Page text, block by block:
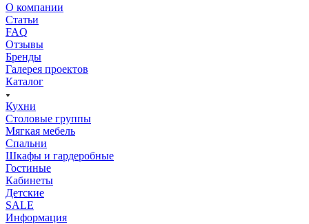
О компании
Статьи
FAQ
Отзывы
Бренды
Галерея проектов
Каталог
Кухни
Столовые группы
Мягкая мебель
Спальни
Шкафы и гардеробные
Гостиные
Кабинеты
Детские
SALE
Информация